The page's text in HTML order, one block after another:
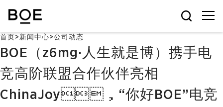
首页 > 新闻中心>公司动态
BOE（z6mg·人生就是博）携手电
竞高阶联盟合作伙伴亮相
ChinaJoy，“你好BOE”电竞